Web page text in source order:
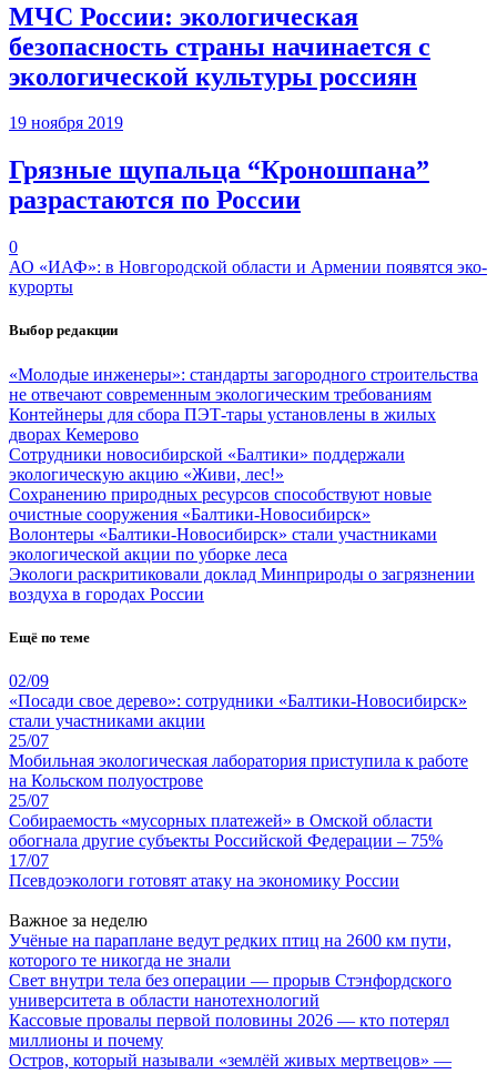
МЧС России: экологическая
безопасность страны начинается с
экологической культуры россиян
19 ноября 2019
Грязные щупальца “Кроношпана”
разрастаются по России
0
АО «ИАФ»: в Новгородской области и Армении появятся эко-
курорты
Выбор редакции
«Молодые инженеры»: стандарты загородного строительства
не отвечают современным экологическим требованиям
Контейнеры для сбора ПЭТ-тары установлены в жилых
дворах Кемерово
Сотрудники новосибирской «Балтики» поддержали
экологическую акцию «Живи, лес!»
Сохранению природных ресурсов способствуют новые
очистные сооружения «Балтики-Новосибирск»
Волонтеры «Балтики-Новосибирск» стали участниками
экологической акции по уборке леса
Экологи раскритиковали доклад Минприроды о загрязнении
воздуха в городах России
Ещё по теме
02/09
«Посади свое дерево»: сотрудники «Балтики-Новосибирск»
стали участниками акции
25/07
Мобильная экологическая лаборатория приступила к работе
на Кольском полуострове
25/07
Собираемость «мусорных платежей» в Омской области
обогнала другие субъекты Российской Федерации – 75%
17/07
Псевдоэкологи готовят атаку на экономику России
Важное за неделю
Учёные на параплане ведут редких птиц на 2600 км пути,
которого те никогда не знали
Свет внутри тела без операции — прорыв Стэнфордского
университета в области нанотехнологий
Кассовые провалы первой половины 2026 — кто потерял
миллионы и почему
Остров, который называли «землёй живых мертвецов» —